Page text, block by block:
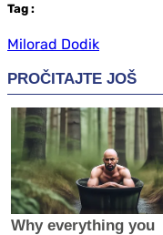
Tag :
Milorad Dodik